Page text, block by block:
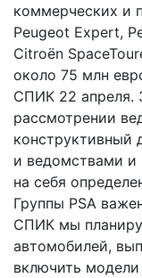
коммерческих и
Peugeot Expert,
Citroёn
около 75 млн
СПИК 22 апреля.
рассмотрении
конструктивный
и ведомствами и
на себя
Группы PSA
СПИК мы
автомобилей,
включить